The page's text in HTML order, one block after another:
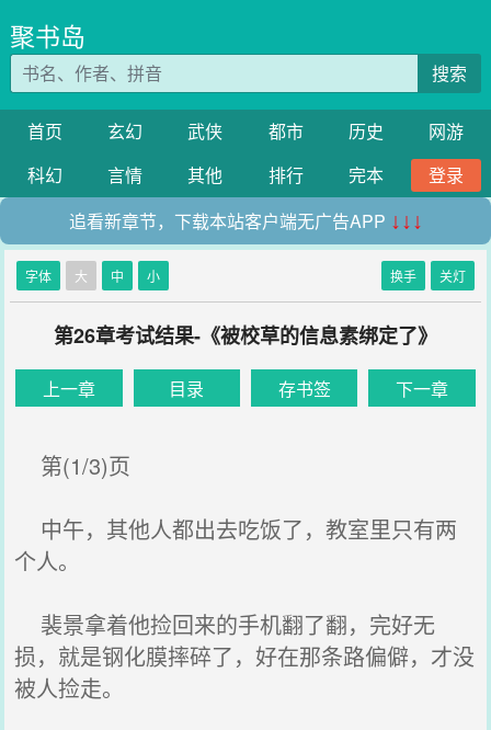
聚书岛
搜索
首页 玄幻 武侠 都市 历史
网游
科幻
言情 其他 排行 完本
登录
追看新章节，下载本站客户端无广告APP ↓↓↓
字体 大 中 小 换手 关灯
第26章考试结果-《被校草的信息素绑定了》
上一章 目录 存书签 下一章
第(1/3)页
中午，其他人都出去吃饭了，教室里只有两
个人。
裴景拿着他捡回来的手机翻了翻，完好无
损，就是钢化膜摔碎了，好在那条路偏僻，才没
被人捡走。